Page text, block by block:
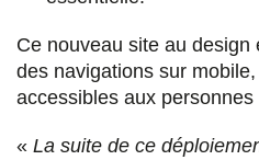
Ce nouveau site au
des navigations sur
accessibles aux
« La suite de ce